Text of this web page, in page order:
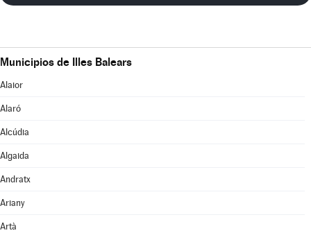
Municipios de Illes Balears
Alaior
Alaró
Alcúdia
Algaida
Andratx
Ariany
Artà